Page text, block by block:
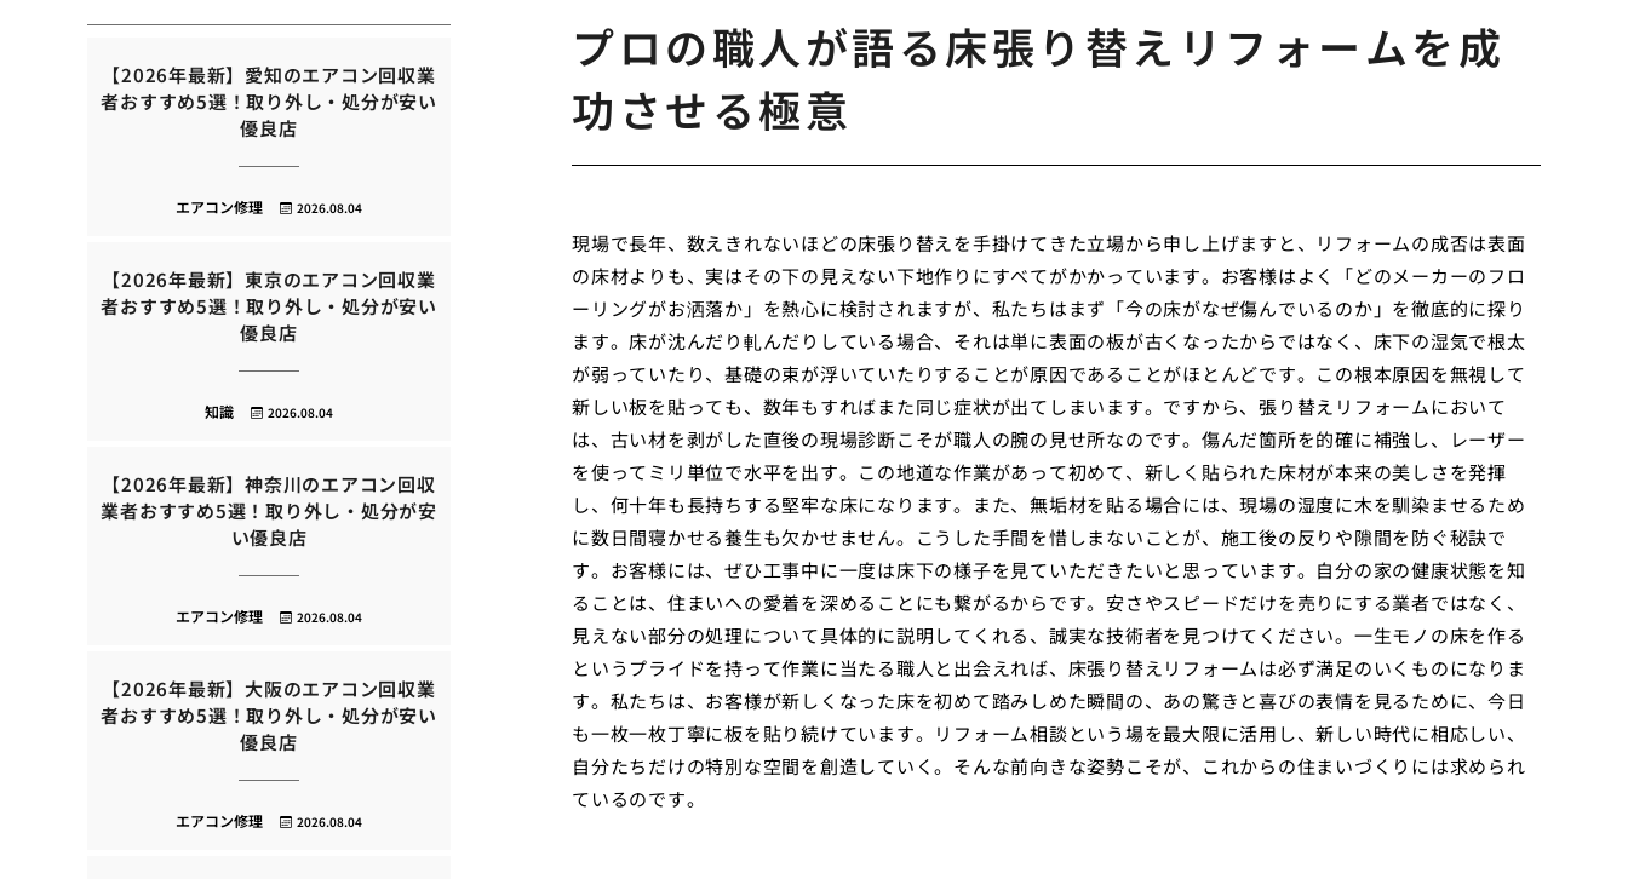
プロの職人が語る床張り替えリフォームを成
功させる極意
現場で長年、数えきれないほどの床張り替えを手掛けてきた立場から申し上げますと、リフォームの成否は表面
の床材よりも、実はその下の見えない下地作りにすべてがかかっています。お客様はよく「どのメーカーのフロ
ーリングがお洒落か」を熱心に検討されますが、私たちはまず「今の床がなぜ傷んでいるのか」を徹底的に探り
ます。床が沈んだり軋んだりしている場合、それは単に表面の板が古くなったからではなく、床下の湿気で根太
が弱っていたり、基礎の束が浮いていたりすることが原因であることがほとんどです。この根本原因を無視して
新しい板を貼っても、数年もすればまた同じ症状が出てしまいます。ですから、張り替えリフォームにおいて
は、古い材を剥がした直後の現場診断こそが職人の腕の見せ所なのです。傷んだ箇所を的確に補強し、レーザー
を使ってミリ単位で水平を出す。この地道な作業があって初めて、新しく貼られた床材が本来の美しさを発揮
し、何十年も長持ちする堅牢な床になります。また、無垢材を貼る場合には、現場の湿度に木を馴染ませるため
に数日間寝かせる養生も欠かせません。こうした手間を惜しまないことが、施工後の反りや隙間を防ぐ秘訣で
す。お客様には、ぜひ工事中に一度は床下の様子を見ていただきたいと思っています。自分の家の健康状態を知
ることは、住まいへの愛着を深めることにも繋がるからです。安さやスピードだけを売りにする業者ではなく、
見えない部分の処理について具体的に説明してくれる、誠実な技術者を見つけてください。一生モノの床を作る
というプライドを持って作業に当たる職人と出会えれば、床張り替えリフォームは必ず満足のいくものになりま
す。私たちは、お客様が新しくなった床を初めて踏みしめた瞬間の、あの驚きと喜びの表情を見るために、今日
も一枚一枚丁寧に板を貼り続けています。リフォーム相談という場を最大限に活用し、新しい時代に相応しい、
自分たちだけの特別な空間を創造していく。そんな前向きな姿勢こそが、これからの住まいづくりには求められ
ているのです。
【2026年最新】愛知のエアコン回収業
者おすすめ5選！取り外し・処分が安い
優良店
2026.08.04
エアコン修理
【2026年最新】東京のエアコン回収業
者おすすめ5選！取り外し・処分が安い
優良店
2026.08.04
知識
【2026年最新】神奈川のエアコン回収
業者おすすめ5選！取り外し・処分が安
い優良店
2026.08.04
エアコン修理
【2026年最新】大阪のエアコン回収業
者おすすめ5選！取り外し・処分が安い
優良店
2026.08.04
エアコン修理